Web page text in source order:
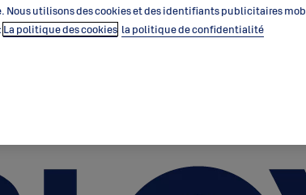
Nous utilisons des cookies et des identifiants publicitaires
La politique des cookies la politique de confidentialité